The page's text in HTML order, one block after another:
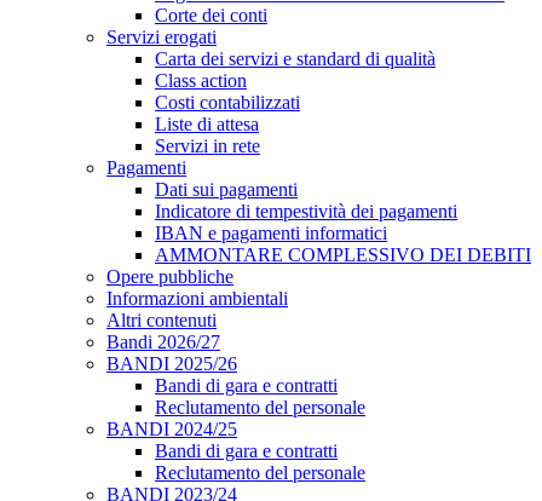
Corte dei conti
Servizi erogati
Carta dei servizi e standard di qualità
Class action
Costi contabilizzati
Liste di attesa
Servizi in rete
Pagamenti
Dati sui pagamenti
Indicatore di tempestività dei pagamenti
IBAN e pagamenti informatici
AMMONTARE COMPLESSIVO DEI DEBITI
Opere pubbliche
Informazioni ambientali
Altri contenuti
Bandi 2026/27
BANDI 2025/26
Bandi di gara e contratti
Reclutamento del personale
BANDI 2024/25
Bandi di gara e contratti
Reclutamento del personale
BANDI 2023/24